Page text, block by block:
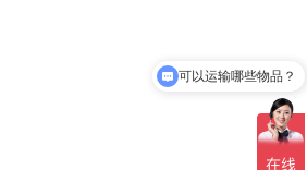
可以运输哪些物品？